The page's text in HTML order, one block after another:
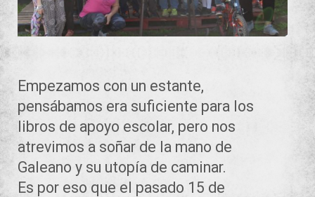
Empezamos con un estante,
pensábamos era suficiente para los
libros de apoyo escolar, pero nos
atrevimos a soñar de la mano de
Galeano y su utopía de caminar.
Es por eso que el pasado 15 de